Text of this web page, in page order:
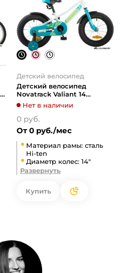
Детский велосипед
Детский велосипед
Novatrack Valiant 14
(белый)
Нет в наличии
0 руб.
От 0 руб./мес
Материал рамы: сталь
Hi-ten
Диаметр колес: 14"
Развернуть
Купить